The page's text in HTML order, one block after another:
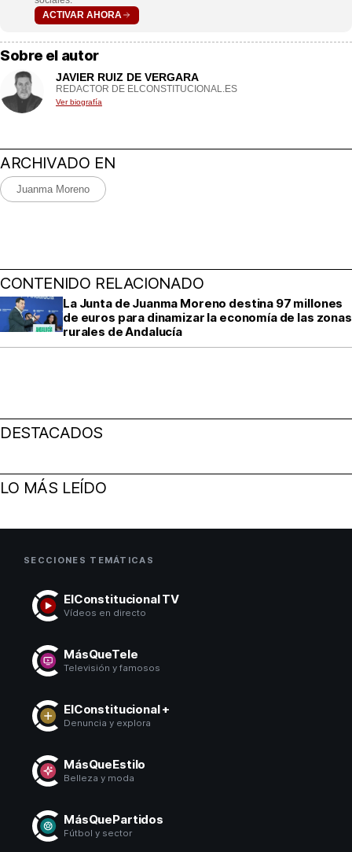
ACTIVAR AHORA
Sobre el autor
JAVIER RUIZ DE VERGARA
REDACTOR DE ELCONSTITUCIONAL.ES
Ver biografía
ARCHIVADO EN
Juanma Moreno
CONTENIDO RELACIONADO
La Junta de Juanma Moreno destina 97 millones
de euros para dinamizar la economía de las zonas
rurales de Andalucía
DESTACADOS
LO MÁS LEÍDO
SECCIONES TEMÁTICAS
ElConstitucional TV
Vídeos en directo
MásQueTele
Televisión y famosos
ElConstitucional +
Denuncia y explora
MásQueEstilo
Belleza y moda
MásQuePartidos
Fútbol y sector